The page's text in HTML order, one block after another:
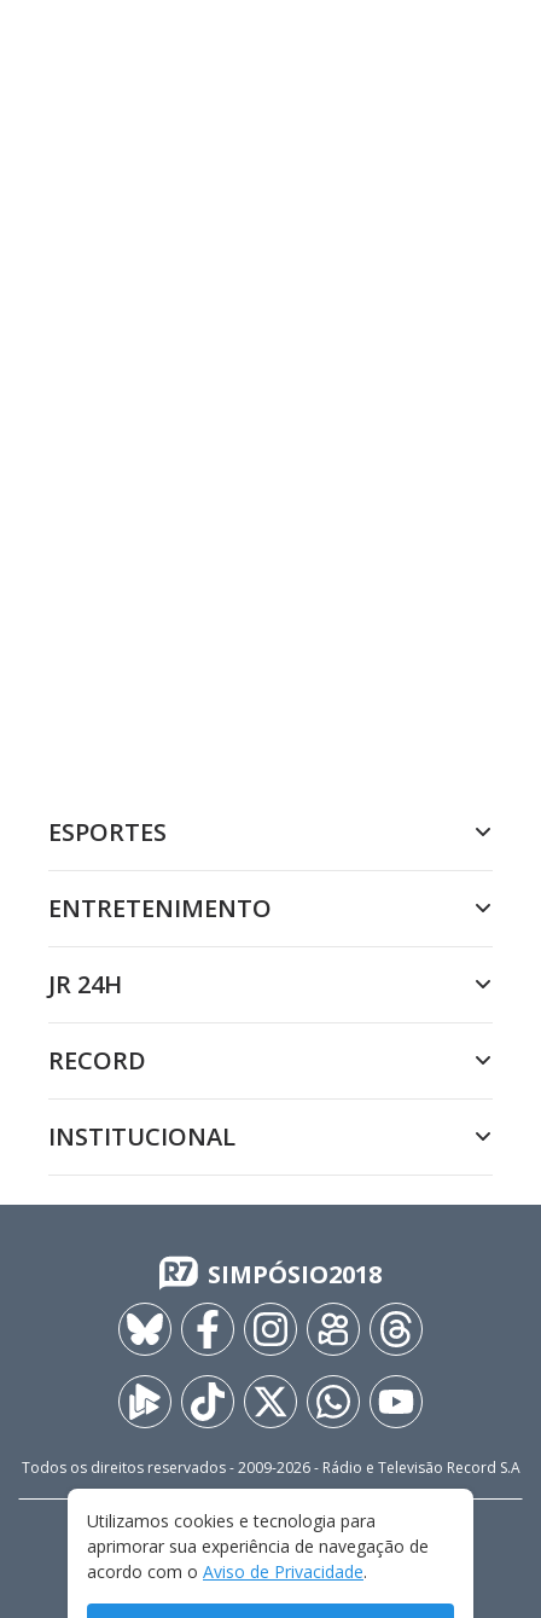
ESPORTES
ENTRETENIMENTO
JR 24H
RECORD
INSTITUCIONAL
SIMPÓSIO2018
Todos os direitos reservados - 2009-2026- Rádio e Televisão Record S.A
CARREIRA FALE CONOSCO
PRIVACIDADE
TERMOS E CONDIÇÕES DE USO
Utilizamos cookies e tecnologia para
aprimorar sua experiência de navegação de
acordo com o Aviso de Privacidade.